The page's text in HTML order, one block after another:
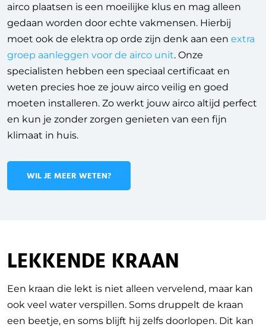
airco plaatsen is een moeilijke klus en mag alleen
gedaan worden door echte vakmensen. Hierbij
moet ook de elektra op orde zijn denk aan een extra
groep aanleggen voor de airco unit. Onze
specialisten hebben een speciaal certificaat en
weten precies hoe ze jouw airco veilig en goed
moeten installeren. Zo werkt jouw airco altijd perfect
en kun je zonder zorgen genieten van een fijn
klimaat in huis.
WIL JE MEER WETEN?
LEKKENDE KRAAN
Een kraan die lekt is niet alleen vervelend, maar kan
ook veel water verspillen. Soms druppelt de kraan
een beetje, en soms blijft hij zelfs doorlopen. Dit kan